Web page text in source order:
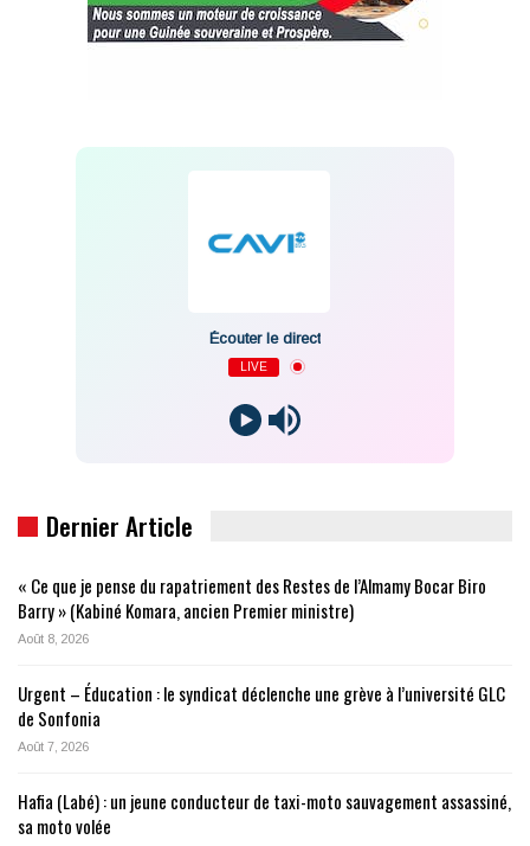
Écouter le direct
LIVE
Dernier Article
« Ce que je pense du rapatriement des Restes de l’Almamy Bocar Biro
Barry » (Kabiné Komara, ancien Premier ministre)
Août 8, 2026
Urgent – Éducation : le syndicat déclenche une grève à l’université GLC
de Sonfonia
Août 7, 2026
Hafia (Labé) : un jeune conducteur de taxi-moto sauvagement assassiné,
sa moto volée